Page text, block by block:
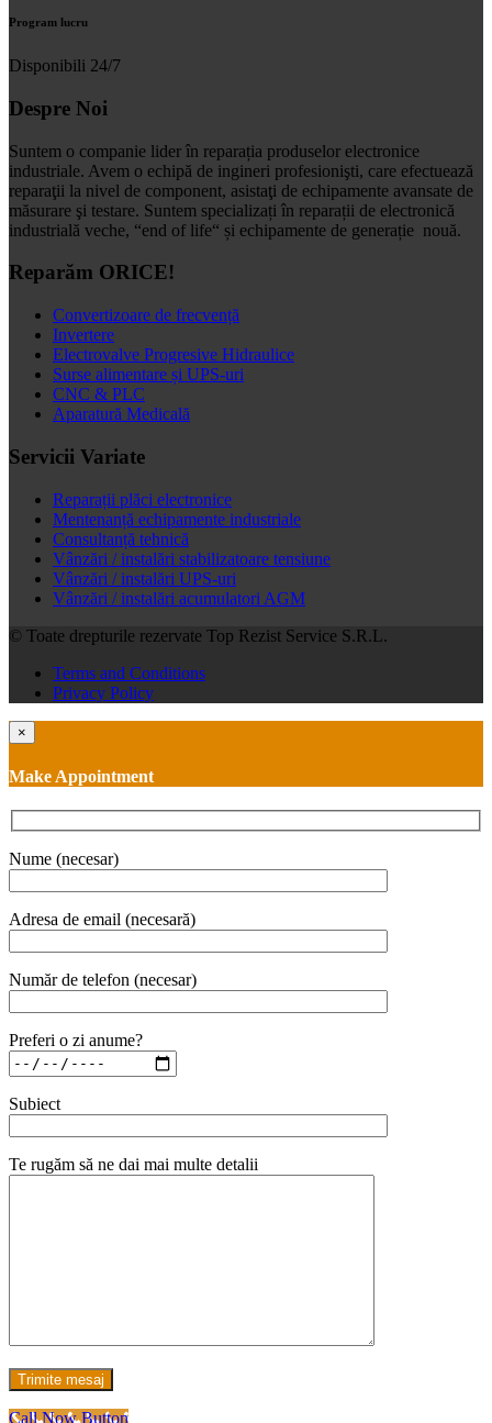
Program lucru
Disponibili 24/7
Despre Noi
Suntem o companie lider în reparația produselor electronice
industriale. Avem o echipă de ingineri profesionişti, care efectuează
reparaţii la nivel de component, asistaţi de echipamente avansate de
măsurare şi testare. Suntem specializați în reparații de electronică
industrială veche, “end of life“ și echipamente de generație nouă.
Reparăm ORICE!
Convertizoare de frecvență
Invertere
Electrovalve Progresive Hidraulice
Surse alimentare și UPS-uri
CNC & PLC
Aparatură Medicală
Servicii Variate
Reparații plăci electronice
Mentenanță echipamente industriale
Consultanță tehnică
Vânzări / instalări stabilizatoare tensiune
Vânzări / instalări UPS-uri
Vânzări / instalări acumulatori AGM
© Toate drepturile rezervate Top Rezist Service S.R.L.
Terms and Conditions
Privacy Policy
×
Make Appointment
Nume (necesar)
Adresa de email (necesară)
Număr de telefon (necesar)
Preferi o zi anume?
Subiect
Te rugăm să ne dai mai multe detalii
Call Now Button